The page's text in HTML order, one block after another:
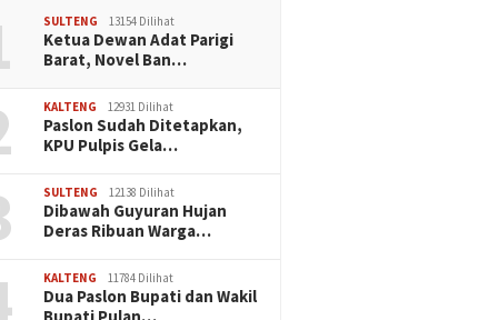
SULTENG 13154 Dilihat
Ketua Dewan Adat Parigi
Barat, Novel Ban…
KALTENG 12931 Dilihat
Paslon Sudah Ditetapkan,
KPU Pulpis Gela…
SULTENG 12138 Dilihat
Dibawah Guyuran Hujan
Deras Ribuan Warga…
KALTENG 11784 Dilihat
Dua Paslon Bupati dan Wakil